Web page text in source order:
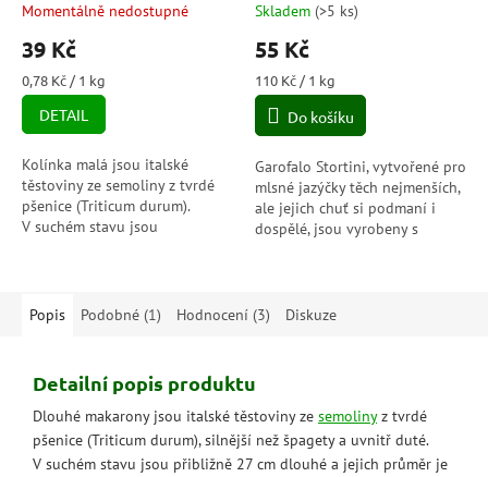
Průměrné
hodnocení
produktu
je
5,0
5
hvězdiček.
Momentálně nedostupné
39 Kč
Měrná
cena:
0,78 Kč / 1 kg
DETAIL
Kolínka malá jsou italské
těstoviny ze semoliny z tvrdé
pšenice (Triticum durum).
V suchém stavu jsou
Průměrné
hodnocení
produktu
je
5,0
5
hvězdiček.
Skladem (>5 ks)
55 Kč
Měrná
cena:
110 Kč / 1 kg
Do košíku
Garofalo Stortini, vytvořené pro
mlsné jazýčky těch nejmenších,
ale jejich chuť si podmaní i
dospělé, jsou vyrobeny s
Popis Podobné (1) Hodnocení (3) Diskuze
Detailní popis produktu
Dlouhé makarony jsou italské těstoviny ze semolinyz tvrdé
pšenice (Triticum durum), silnější než špagety a uvnitř duté.
V suchém stavu jsou přibližně 27 cm dlouhé a jejich průměr je